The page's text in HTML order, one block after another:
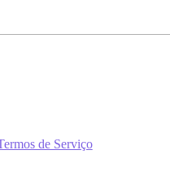
de Serviço